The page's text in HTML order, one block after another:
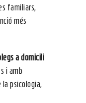
familiars,
més
a domicili
i amb
la psicologia,